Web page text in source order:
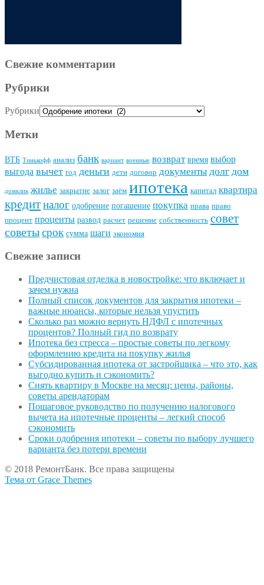
Свежие комментарии
Рубрики
Рубрики
Метки
ВТБ Тинькофф анализ банк вариант военные возврат время выбор
выгода вычет год деньги дети договор документы долг дом
домклик жилье закрытие залог заём ипотека капитал квартира
кредитналог одобрение погашение покупка права право
процент проценты развод расчет решение собственность совет
советысрок сумма шаги экономия
Свежие записи
Предчистовая отделка в новостройке: что включает и
зачем нужна
Полный список документов для закрытия ипотеки –
важные нюансы, которые нельзя упустить
Сколько раз можно вернуть НДФЛ с ипотечных
процентов? Полный гид по возврату
Ипотека без стресса – простые советы по легкому
оформлению кредита на покупку жилья
Субсидированная ипотека от застройщика – что это, как
выгодно купить и сэкономить?
Снять квартиру в Москве на месяц: цены, районы,
советы арендаторам
Пошаговое руководство по получению налогового
вычета на ипотечные проценты – легкий способ
сэкономить
Сроки одобрения ипотеки – советы по выбору лучшего
варианта без потери времени
© 2018 РемонтБанк. Все права защищены
Тема от Grace Themes